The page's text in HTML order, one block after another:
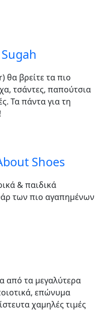
θα βρείτε τα πιο
τσάντες, παπούτσια
Τα πάντα για τη
Shoes
& παιδικά
των πιο αγαπημένων
από τα μεγαλύτερα
επώνυμα
χαμηλές τιμές